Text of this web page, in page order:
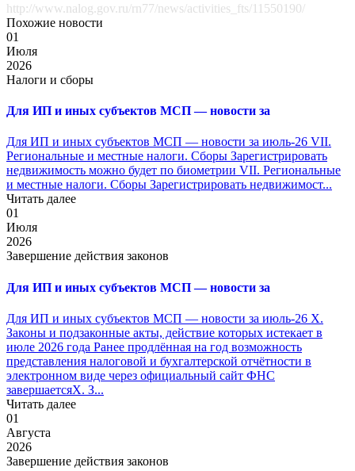
http://www.nalog.gov.ru/rn77/news/activities_fts/11550190/
Похожие новости
01
Июля
2026
Налоги и сборы
Для ИП и иных субъектов МСП — новости за
Для ИП и иных субъектов МСП — новости за июль-26 VII.
Региональные и местные налоги. Сборы Зарегистрировать
недвижимость можно будет по биометрии VII. Региональные
и местные налоги. Сборы Зарегистрировать недвижимост...
Читать далее
01
Июля
2026
Завершение действия законов
Для ИП и иных субъектов МСП — новости за
Для ИП и иных субъектов МСП — новости за июль-26 X.
Законы и подзаконные акты, действие которых истекает в
июле 2026 года Ранее продлённая на год возможность
представления налоговой и бухгалтерской отчётности в
электронном виде через официальный сайт ФНС
завершаетсяX. З...
Читать далее
01
Августа
2026
Завершение действия законов